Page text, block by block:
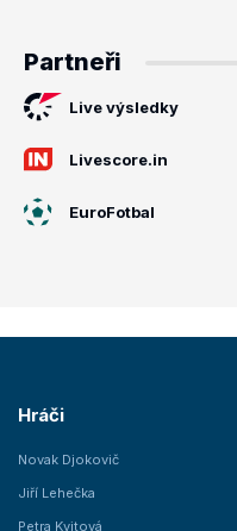
Partneři
Live výsledky
Livescore.in
EuroFotbal
Hráči
Novak Djokovič
Jiří Lehečka
Petra Kvitová